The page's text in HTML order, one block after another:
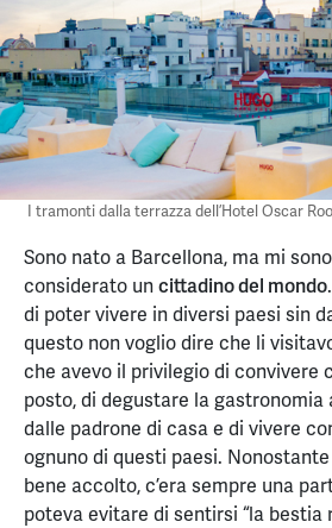
I tramonti dalla terrazza dell’Hotel Oscar
Sono nato a Barcellona, ma mi
considerato uncittadino del mondo
di poter vivere in diversi paesi sin
questo non voglio dire che li
che avevo il privilegio di convivere
posto, di degustare la
dalle padrone di casa e di vivere
ognuno di questi paesi.
bene accolto, c’era sempre una
poteva evitare di sentirsi “la bestia